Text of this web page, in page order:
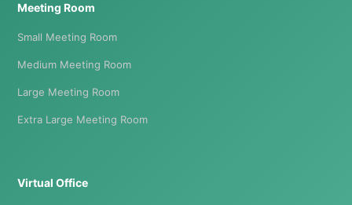
Meeting Room
Small Meeting Room
Medium Meeting Room
Large Meeting Room
Extra Large Meeting Room
Virtual Office